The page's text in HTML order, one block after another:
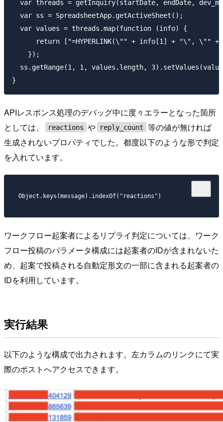
var threads = getInquiry(startDate, endDate,
  var ss = SpreadsheetApp.getActiveSheet();
  var values = threads.map(function (info) {
return ["=HYPERLINK(\"" + info[1] + "\", \""
    });
ss.getRange(1, 1, values.length,
APIレスポンス処理のデバッグ中に度々エラーとなった箇所
としては、
reactions や reply_count
等の値が無ければ
生成されないプロパティでした。都度以下のような形で判定
を入れています。
ワークフロー起案者によるリプライ判定については、ワーク
フロー投稿のパラメータ構成には起案者のIDが含まれないた
め、起案で投稿される自動定形文の一部に含まれる起案者の
IDを利用しています。
実行結果
以下のような構成で出力されます。左カラムのリンクにて実
際のポストへアクセスできます。